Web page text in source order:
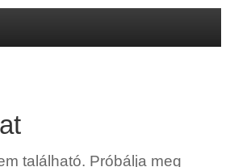
található. Próbálja meg